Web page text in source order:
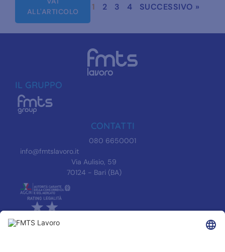
ALL'ARTICOLO
« PRECEDENTE 1 2 3 4 SUCCESSIVO »
IL GRUPPO
CONTATTI
080 6650001
info@fmtslavoro.it
Via Aulisio, 59
70124 - Bari (BA)